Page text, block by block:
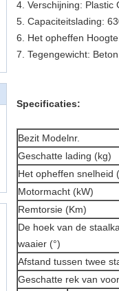
4. Verschijning: Plastic
5. Capaciteitslading:
6. Het opheffen
7. Tegengewicht:
Specificaties:
Bezit Modelnr.
Geschatte lading (kg)
Het opheffen snelheid
Motormacht (kW)
Remtorsie (Km)
De hoek van de
waaier (°)
Afstand tussen twee
Geschatte rek van